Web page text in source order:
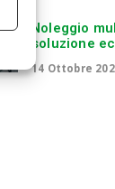
Noleggio
soluzione
14 Ottobre